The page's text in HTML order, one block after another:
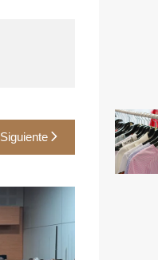
Siguiente